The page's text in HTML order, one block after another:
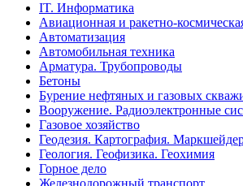
IT. Информатика
Авиационная и ракетно-
Автоматизация
Автомобильная техника
Арматура. Трубопроводы
Бетоны
Бурение нефтяных и газовых
Вооружение. Радиоэлектронные
Газовое хозяйство
Геодезия. Картография.
Геология. Геофизика. Геохимия
Горное дело
Железнодорожный транспорт